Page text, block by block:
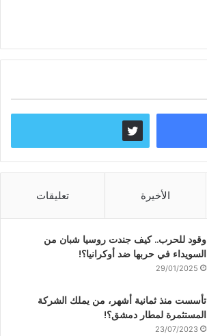
الأخيرة تعليقات
وقود للحرب.. كيف جندت روسيا شبان من
السويداء في حربها ضد أوكرانيا؟!
29/01/2025
تأسست منذ ثمانية أشهر، من يملك الشركة
المستثمرة لمطار دمشق؟!
23/07/2023